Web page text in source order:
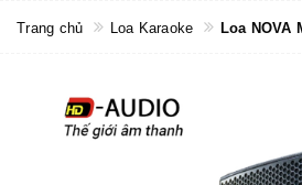
Trang chủ Loa Karaoke Loa NOVA